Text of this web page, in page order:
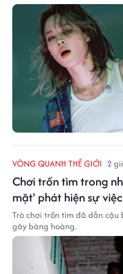
VÒNG QUANH THẾ GIỚI 2
Chơi trốn tìm trong
mặt' phát hiện sự
Trò chơi trốn tìm đã dẫn cậu
gây bàng hoàng.